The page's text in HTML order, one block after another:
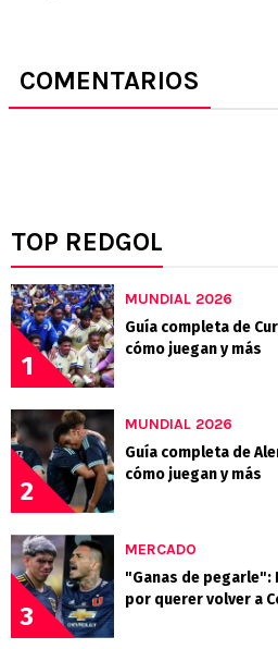
COMENTARIOS
TOP REDGOL
1
MUNDIAL 2026
Guía completa de
cómo juegan y más
2
MUNDIAL 2026
Guía completa de
cómo juegan y más
3
MERCADO
"Ganas de pegarle":
por querer volver a